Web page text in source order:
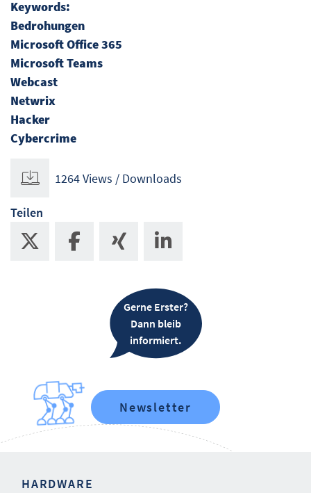
Keywords:
Bedrohungen
Microsoft Office 365
Microsoft Teams
Webcast
Netwrix
Hacker
Cybercrime
1264 Views / Downloads
Teilen
Gerne Erster?
Dann bleib
informiert.
Newsletter
HARDWARE